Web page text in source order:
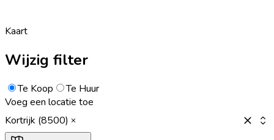
Kaart
Wijzig filter
Te Koop
Te Huur
Voeg een locatie toe
Kortrijk (8500)